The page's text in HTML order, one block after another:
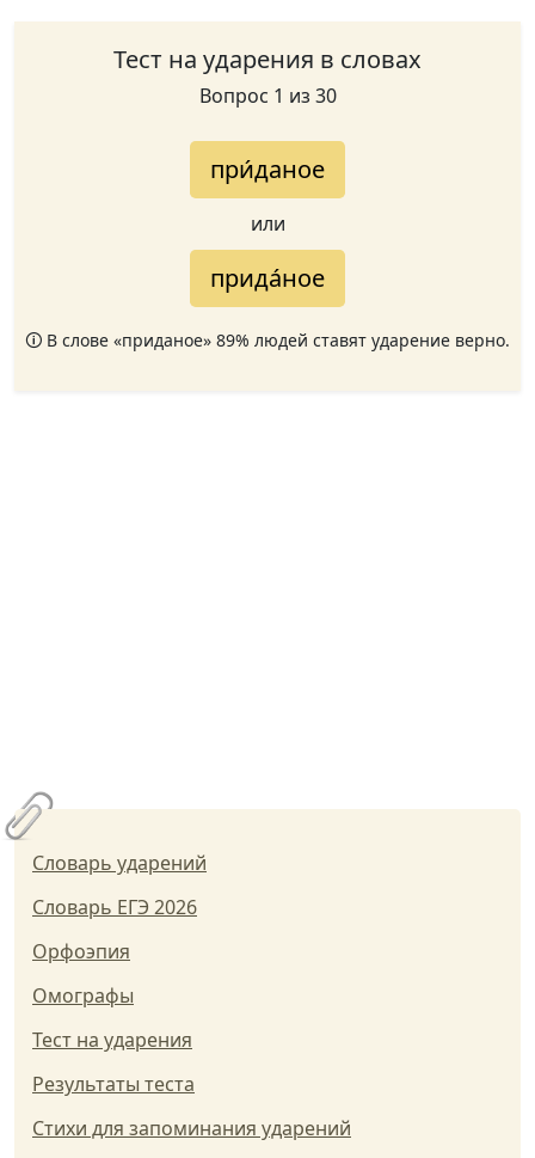
Тест на ударения в словах
Вопрос 1 из 30
при́даное
или
прида́ное
🛈 В слове «приданое» 89% людей ставят ударение верно.
Словарь ударений
Словарь ЕГЭ 2026
Орфоэпия
Омографы
Тест на ударения
Результаты теста
Стихи для запоминания ударений